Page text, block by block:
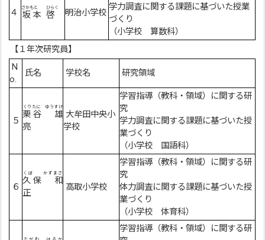
４ 坂本
さかもと
啓
ひらく
明治小学校
学力調査に関する課題に基づいた授業
づくり
（小学校 算数科）
【１年次研究員】
N
o.
氏名 学校名 研究領域
５
栗谷 雄
亮
くりたに ゆうすけ
大牟田中央小
学校
学習指導（教科・領域）に関する研
究
学力調査に関する課題に基づいた授
業づくり
（小学校 国語科）
６
久保 和
正
くぼ かずまさ
高取小学校
学習指導（教科・領域）に関する研
究
体力調査に関する課題に基づいた授
業づくり
（小学校 体育科）
学習指導（教科・領域）に関する研